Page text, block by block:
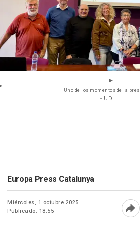
Uno de los momentos de la
- UDL
Europa Press Catalunya
Miércoles, 1 octubre 2025
Publicado: 18:55